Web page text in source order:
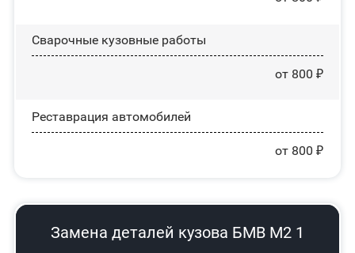
Сварочные кузовные работы
от 800 ₽
Реставрация автомобилей
от 800 ₽
Замена деталей кузова БМВ М2 1